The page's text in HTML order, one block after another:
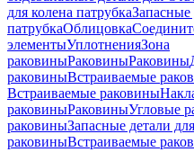
для колена патрубкаЗапасные
патрубкаОблицовка
элементыУплотненияЗона
раковиныРаковиныРаковины
раковиныВстраиваемые
Встраиваемые раковины
раковиныРаковиныУгловые
раковиныЗапасные детали
раковиныВстраиваемые